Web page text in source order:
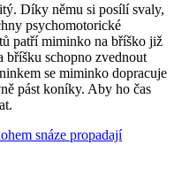
Díky němu si posílí svaly,
psychomotorické
patří miminko na bříško již
bříšku schopno zvednout
se miminko dopracuje
pást koníky. Aby ho čas